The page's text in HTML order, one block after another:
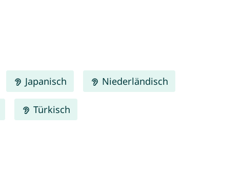
Japanisch Niederländisch
Türkisch